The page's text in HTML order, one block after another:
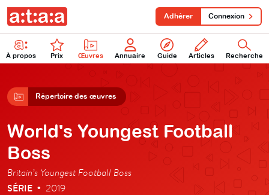
À propos Prix Œuvres Annuaire Guide Articles Recherche
Adhérer Connexion
Répertoire des œuvres
World's Youngest Football
Boss
Britain’s Youngest Football Boss
SÉRIE • 2019